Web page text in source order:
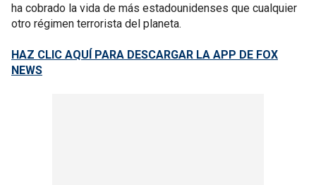
ha cobrado la vida de más estadounidenses que cualquier
otro régimen terrorista del planeta.
HAZ CLIC AQUÍ PARA DESCARGAR LA APP DE FOX
NEWS